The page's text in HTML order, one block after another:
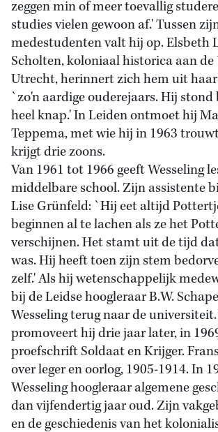
zeggen min of meer toevallig
studies vielen gewoon af.' Tussen
medestudenten valt hij op. Elsbeth
Scholten, koloniaal historica aan
Utrecht, herinnert zich hem uit
`zo'n aardige ouderejaars. Hij stond
heel knap.' In Leiden ontmoet hij
Teppema, met wie hij in 1963
krijgt drie zoons.
Van 1961 tot 1966 geeft Wesseling
middelbare school. Zijn assistente
Lise Grünfeld: `Hij eet altijd
beginnen al te lachen als ze het
verschijnen. Het stamt uit de tijd
was. Hij heeft toen zijn stem
zelf.' Als hij wetenschappelijk
bij de Leidse hoogleraar B.W.
Wesseling terug naar de
promoveert hij drie jaar later, in
proefschrift Soldaat en Krijger.
over leger en oorlog, 1905-1914. In
Wesseling hoogleraar algemene
dan vijfendertig jaar oud. Zijn
en de geschiedenis van het